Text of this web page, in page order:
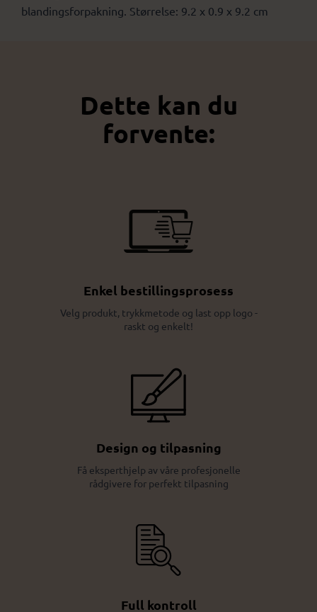
blandingsforpakning. Størrelse: 9.2 x 0.9 x 9.2 cm
Dette kan du
forvente:
Enkel bestillingsprosess
Velg produkt, trykkmetode og last opp logo -
raskt og enkelt!
Design og tilpasning
Få eksperthjelp av våre profesjonelle
rådgivere for perfekt tilpasning
Full kontroll